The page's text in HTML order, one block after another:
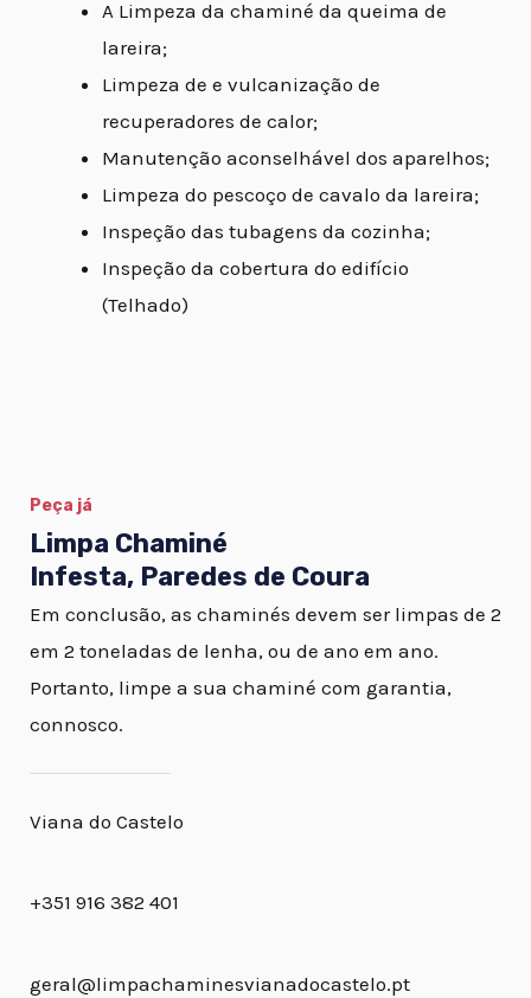
A Limpeza da chaminé da queima de
lareira;
Limpeza de e vulcanização de
recuperadores de calor;
Manutenção aconselhável dos aparelhos;
Limpeza do pescoço de cavalo da lareira;
Inspeção das tubagens da cozinha;
Inspeção da cobertura do edifício
(Telhado)
Peça já
Limpa Chaminé
Infesta, Paredes de Coura
Em conclusão, as chaminés devem ser limpas de 2
em 2 toneladas de lenha, ou de ano em ano.
Portanto, limpe a sua chaminé com garantia,
connosco.
Viana do Castelo
+351 916 382 401
geral@limpachaminesvianadocastelo.pt